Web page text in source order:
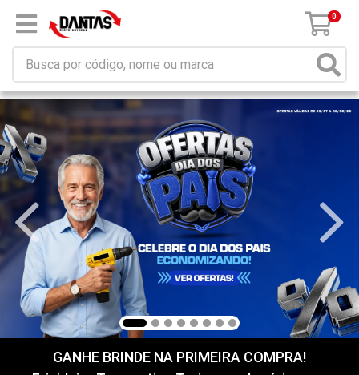
Receba da DANTAS DISTRIBUIDORA mensagem de
promoções e novidades em seu computador e/ou
celular!
Não permitir Permitir
Powered by SendPulse
×